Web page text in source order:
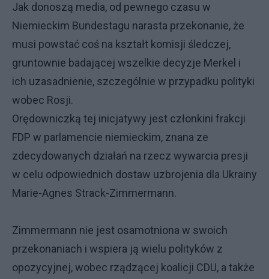
Jak donoszą media, od pewnego czasu w
Niemieckim Bundestagu narasta przekonanie, że
musi powstać coś na kształt komisji śledczej,
gruntownie badającej wszelkie decyzje Merkel i
ich uzasadnienie, szczególnie w przypadku polityki
wobec Rosji.
Orędowniczką tej inicjatywy jest członkini frakcji
FDP w parlamencie niemieckim, znana ze
zdecydowanych działań na rzecz wywarcia presji
w celu odpowiednich dostaw uzbrojenia dla Ukrainy
Marie-Agnes Strack-Zimmermann.
Zimmermann nie jest osamotniona w swoich
przekonaniach i wspiera ją wielu polityków z
opozycyjnej, wobec rządzącej koalicji CDU, a także